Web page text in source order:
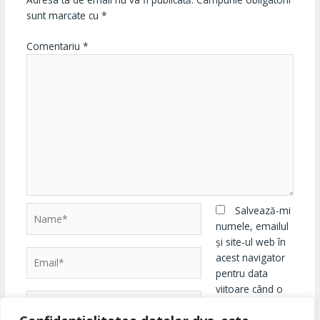
sunt marcate cu *
Comentariu *
Website
Salvează-mi
numele, emailul
și site-ul web în
acest navigator
pentru data
viitoare când o